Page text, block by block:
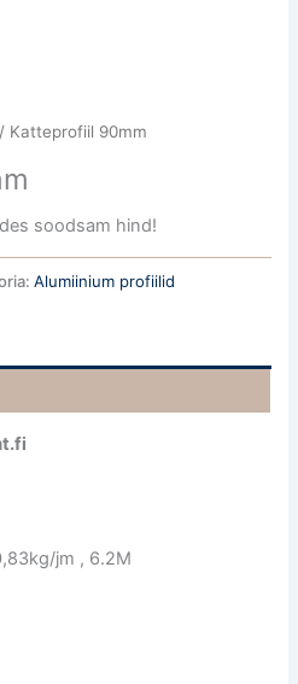
/ Katteprofiil 90mm
soodsam hind!
Alumiinium profiilid
jm , 6.2M